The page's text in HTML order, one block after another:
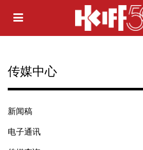
传媒中心
新闻稿
电子通讯